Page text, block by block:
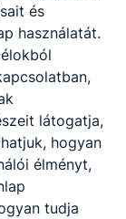
és
használatát.
látogatja,
hogyan
élményt,
tudja